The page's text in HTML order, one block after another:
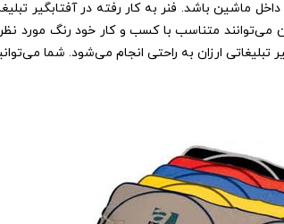
ماشین باشد. فنر به کار رفته در آفتابگیر
متناسب با کسب و کار خود رنگ مورد
ارزان به راحتی انجام می‌شود. شما